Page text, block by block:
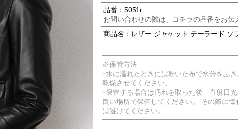
品番：5051r
お問い合わせの際は、コチラの品番をお伝
商品名：レザー ジャケット テーラード ソ
※保管方法
･水に濡れたときには乾いた布で水分をふ
乾燥させてください。
･保管する場合は汚れを取った後、直射日
良い場所で保管してください。 その際に
は避けてください。